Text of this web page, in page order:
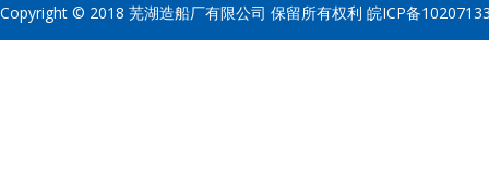
Copyright © 2018 芜湖造船厂有限公司 保留所有权利 皖ICP备